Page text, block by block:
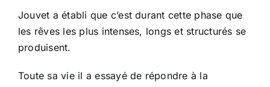
Jouvet a établi que c’est durant cette phase que
les rêves les plus intenses, longs et structurés se
produisent.
Toute sa vie il a essayé de répondre à la